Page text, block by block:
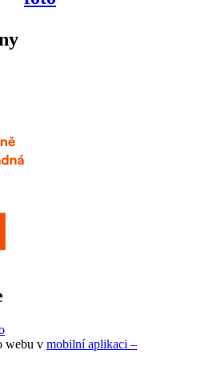
webu v mobilní aplikaci –